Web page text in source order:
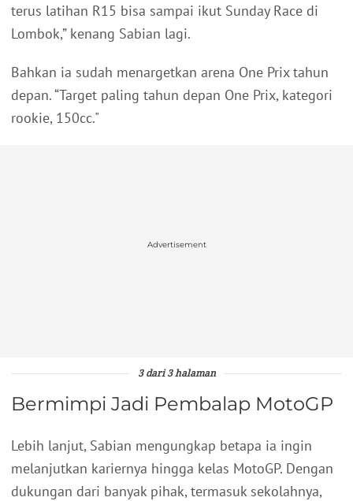
terus latihan R15 bisa sampai ikut Sunday Race di
Lombok,” kenang Sabian lagi.
Bahkan ia sudah menargetkan arena One Prix tahun
depan. “Target paling tahun depan One Prix, kategori
rookie, 150cc."
Advertisement
3 dari 3 halaman
Bermimpi Jadi Pembalap MotoGP
Lebih lanjut, Sabian mengungkap betapa ia ingin
melanjutkan kariernya hingga kelas MotoGP. Dengan
dukungan dari banyak pihak, termasuk sekolahnya,